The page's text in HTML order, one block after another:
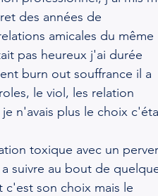
des années de
amicales du même
pas heureux j'ai durée
burn out souffrance il a
le viol, les relation
n'avais plus le choix
toxique avec un
suivre au bout de
son choix mais le